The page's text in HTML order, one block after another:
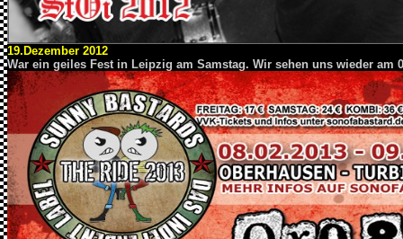
19.Dezember 2012
War ein geiles Fest in Leipzig am Samstag. Wir sehen uns wieder am